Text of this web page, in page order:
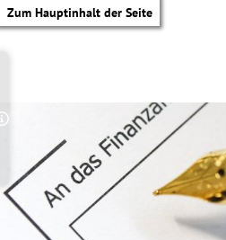
Zum Hauptinhalt der Seite
Copyright-Hinweis öffnen/schließen